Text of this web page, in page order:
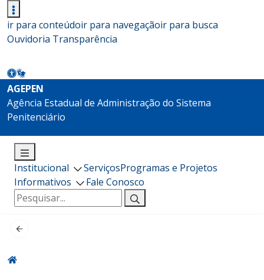
ir para conteúdoir para navegaçãoir para busca
Ouvidoria Transparência
AGEPEN
Agência Estadual de Administração do Sistema
Penitenciário
Institucional ServiçosProgramas e Projetos
Informativos
Fale Conosco
Pesquisar
por: